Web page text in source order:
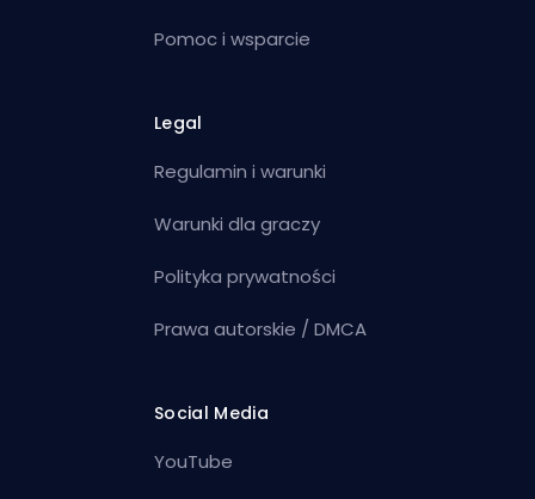
Pomoc i wsparcie
Legal
Regulamin i warunki
Warunki dla graczy
Polityka prywatności
Prawa autorskie / DMCA
Social Media
YouTube